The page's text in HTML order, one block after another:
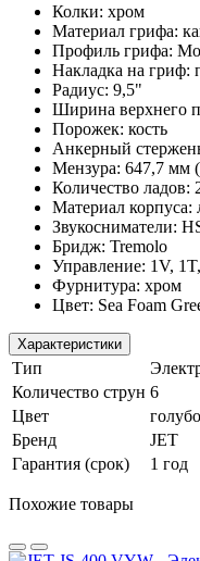
Колки: хром
Материал грифа:
Профиль грифа:
Накладка на гриф:
Радиус: 9,5"
Ширина верхнего
Порожек: кость
Анкерный
Мензура: 647,7 мм
Количество ладов:
Материал корпуса:
Звукосниматели:
Бридж: Tremolo
Управление: 1V,
Фурнитура: хром
Цвет: Sea Foam
Характеристики
Тип
Количество струн 6
Цвет
Бренд
JET
Гарантия (срок)
1 год
Похожие товары